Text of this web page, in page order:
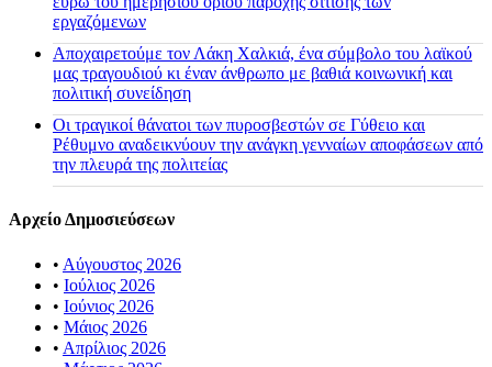
εργαζόμενων
Αποχαιρετούμε τον Λάκη Χαλκιά, ένα σύμβολο του λαϊκού
μας τραγουδιού κι έναν άνθρωπο με βαθιά κοινωνική και
πολιτική συνείδηση
Οι τραγικοί θάνατοι των πυροσβεστών σε Γύθειο και
Ρέθυμνο αναδεικνύουν την ανάγκη γενναίων αποφάσεων από
την πλευρά της πολιτείας
Αρχείο Δημοσιεύσεων
• Αύγουστος 2026
• Ιούλιος 2026
• Ιούνιος 2026
• Μάιος 2026
• Απρίλιος 2026